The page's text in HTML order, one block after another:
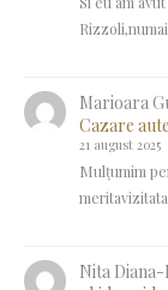
Marioara
Cazare
21 august 2025
Mulțumim
Nita